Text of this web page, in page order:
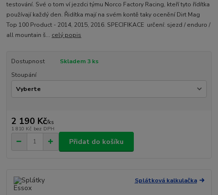
testování. Své o tom ví jezdci týmu Norco Factory Racing, kteří tyto řídítka
používají každý den. Řidítka mají na svém kontě taky ocenění Dirt Mag
Top 100 Product - 2014, 2015, 2016. SPECIFIKACE určení: sjezd / enduro /
all mountain š... celý popis
Dostupnost
Skladem 3 ks
Stoupání
2 190 Kč/ks
1 810 Kč bez DPH
Přidat do košíku
Splátková kalkulačka